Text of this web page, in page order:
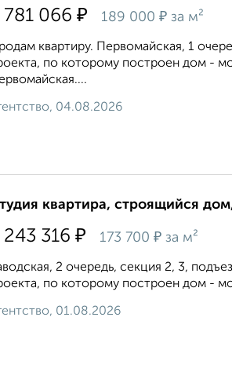
781 066 ₽ 189 000 ₽ за м²
квартиру. Первомайская, 1
по которому построен дом -
04.08.2026
квартира, строящийся
243 316 ₽ 173 700 ₽ за м²
2 очередь, секция 2, 3,
по которому построен дом -
01.08.2026